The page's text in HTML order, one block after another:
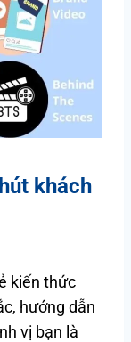
khách
kiến thức
hướng dẫn
vị bạn là